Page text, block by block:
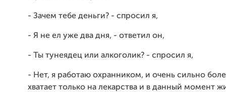
- Зачем тебе деньги? - спросил я,
- Я не ел уже два дня, - ответил он,
- Ты тунеядец или алкоголик? - спросил я,
- Нет, я работаю охранником, и очень сильно
хватает только на лекарства и в данный момент